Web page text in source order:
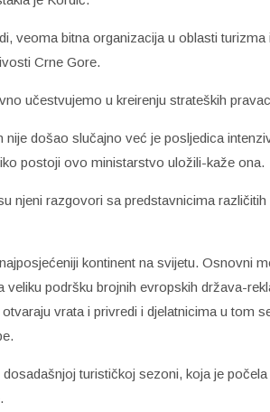
veoma bitna organizacija u oblasti
Crne Gore.
učestvujemo u kreirenju strateških
nije došao slučajno već je posljedica
postoji ovo ministarstvo uložili-kaže ona.
njeni razgovori sa predstavnicima
kontinent na svijetu. Osnovni
veliku podršku brojnih evropskih država-
vrata i privredi i djelatnicima u tom
turističkoj sezoni, koja je